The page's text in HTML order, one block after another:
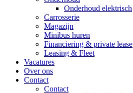
Onderhoud elektrisch
Carrosserie
Magazijn
Minibus huren
Financiering & private lease
Leasing & Fleet
Vacatures
Over ons
Contact
Contact